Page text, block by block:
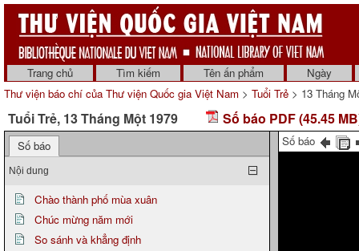
Trang chủ Tìm kiếm Tên ấn phẩm
Ngày
Thư viện báo chí của Thư viện Quốc gia Việt Nam > Tuổi Trẻ > 13 Tháng
Tuổi Trẻ, 13 Tháng Một 1979 Số báo PDF (45.45
Số báo
Nội dung
Chào thành phố mùa xuân
Chúc mừng năm mới
So sánh và khẳng định
Số báo